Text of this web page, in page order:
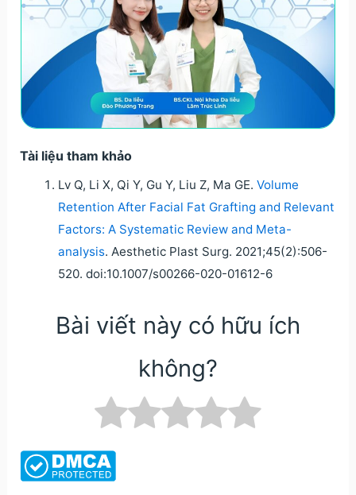
Tài liệu tham khảo
Lv Q, Li X, Qi Y, Gu Y, Liu Z, Ma GE. Volume
Retention After Facial Fat Grafting and Relevant
Factors: A Systematic Review and Meta-
analysis. Aesthetic Plast Surg. 2021;45(2):506-
520. doi:10.1007/s00266-020-01612-6
Bài viết này có hữu ích
không?